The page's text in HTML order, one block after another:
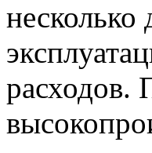
несколько
расходов.